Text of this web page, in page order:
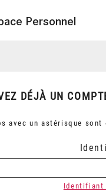
Personnel
DÉJÀ UN
avec un astérisque
Identifiant